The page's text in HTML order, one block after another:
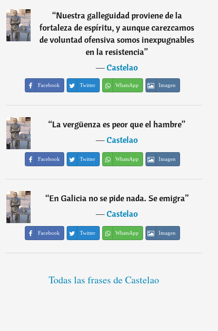
“Nuestra galleguidad proviene de la
fortaleza de espíritu, y aunque carezcamos
de voluntad ofensiva somos inexpugnables
en la resistencia”
―Castelao
Facebook Twitter WhatsApp Imagen
“La vergüenza es peor que el hambre”
―Castelao
Facebook Twitter WhatsApp Imagen
“En Galicia no se pide nada. Se emigra”
―Castelao
Facebook Twitter WhatsApp Imagen
Todas las frases de Castelao